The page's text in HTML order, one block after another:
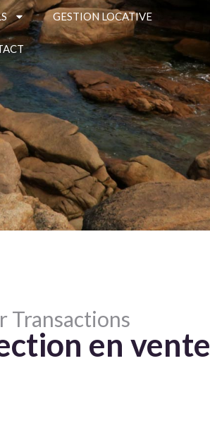
GESTION LOCATIVE
Transactions
en vente